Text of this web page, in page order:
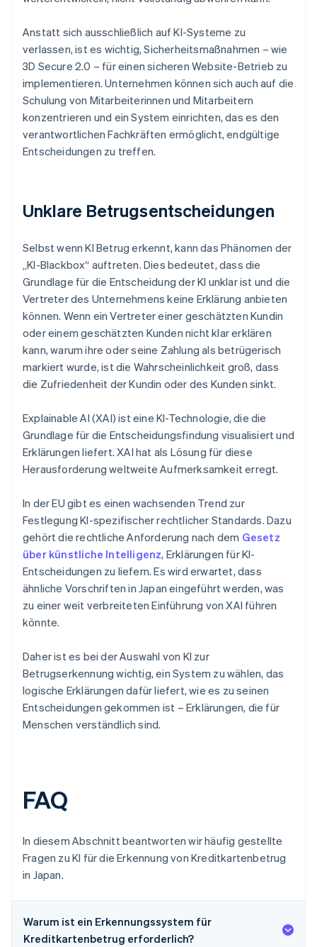
Anstatt sich ausschließlich auf KI-Systeme zu
verlassen, ist es wichtig, Sicherheitsmaßnahmen – wie
3D Secure 2.0 – für einen sicheren Website-Betrieb zu
implementieren. Unternehmen können sich auch auf die
Schulung von Mitarbeiterinnen und Mitarbeitern
konzentrieren und ein System einrichten, das es den
verantwortlichen Fachkräften ermöglicht, endgültige
Entscheidungen zu treffen.
Unklare Betrugsentscheidungen
Selbst wenn KI Betrug erkennt, kann das Phänomen der
„KI-Blackbox“ auftreten. Dies bedeutet, dass die
Grundlage für die Entscheidung der KI unklar ist und die
Vertreter des Unternehmens keine Erklärung anbieten
können. Wenn ein Vertreter einer geschätzten Kundin
oder einem geschätzten Kunden nicht klar erklären
kann, warum ihre oder seine Zahlung als betrügerisch
markiert wurde, ist die Wahrscheinlichkeit groß, dass
die Zufriedenheit der Kundin oder des Kunden sinkt.
Explainable AI (XAI) ist eine KI-Technologie, die die
Grundlage für die Entscheidungsfindung visualisiert und
Erklärungen liefert. XAI hat als Lösung für diese
Herausforderung weltweite Aufmerksamkeit erregt.
In der EU gibt es einen wachsenden Trend zur
Festlegung KI-spezifischer rechtlicher Standards. Dazu
gehört die rechtliche Anforderung nach dem Gesetz
über künstliche Intelligenz, Erklärungen für KI-
Entscheidungen zu liefern. Es wird erwartet, dass
ähnliche Vorschriften in Japan eingeführt werden, was
zu einer weit verbreiteten Einführung von XAI führen
könnte.
Daher ist es bei der Auswahl von KI zur
Betrugserkennung wichtig, ein System zu wählen, das
logische Erklärungen dafür liefert, wie es zu seinen
Entscheidungen gekommen ist – Erklärungen, die für
Menschen verständlich sind.
FAQ
In diesem Abschnitt beantworten wir häufig gestellte
Fragen zu KI für die Erkennung von Kreditkartenbetrug
in Japan.
Warum ist ein Erkennungssystem für
Kreditkartenbetrug erforderlich?